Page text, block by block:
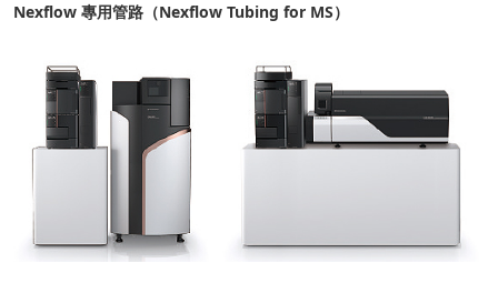
Nexflow 專用管路（Nexflow Tubing for MS）